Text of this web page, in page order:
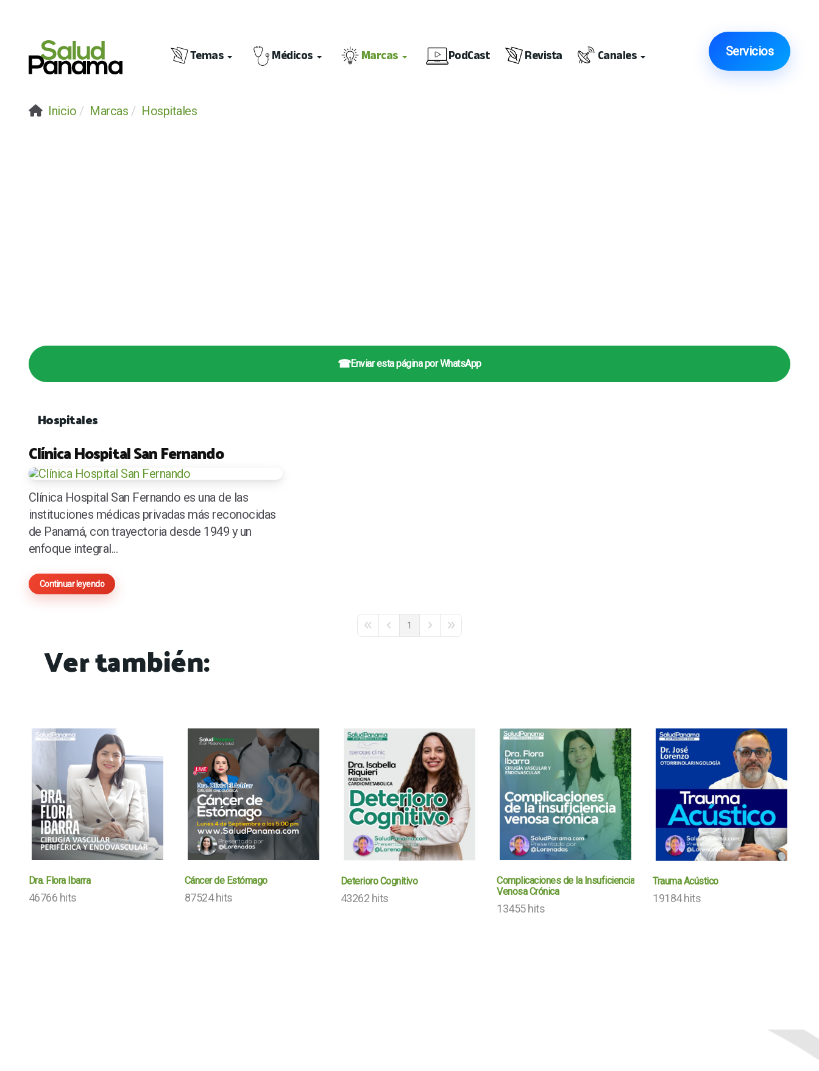
Temas Médicos Marcas PodCast Revista Canales Servicios
Inicio Marcas Hospitales
☎Enviar esta página por WhatsApp
Hospitales
Clínica Hospital San Fernando
Clínica Hospital San Fernando es una de las
instituciones médicas privadas más reconocidas
de Panamá, con trayectoria desde 1949 y un
enfoque integral...
Continuar leyendo
First PagePrevious Page
1
Next PageLast Page
Ver también:
Dra. Flora Ibarra
46766 hits
Cáncer de Estómago
87524 hits
Deterioro Cognitivo
43262 hits
Complicaciones de la Insuficiencia
Venosa Crónica
13455 hits
Trauma Acústico
19184 hits